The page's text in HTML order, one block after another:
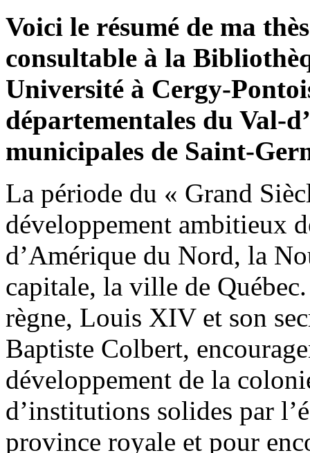
Voici le résumé de ma
consultable à la
Université à Cergy-
départementales du Val-
municipales de Saint-
La période du « Grand
développement ambitieux
d’Amérique du Nord, la
capitale, la ville de
règne, Louis XIV et son
Baptiste Colbert,
développement de la
d’institutions solides par
province royale et pour